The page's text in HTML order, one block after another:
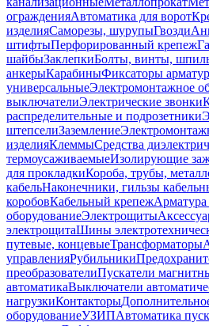
огражденияАвтоматика для ворот
изделияСаморезы, шурупыГвозди
штифтыПерфорированный крепеж
шайбыЗаклепкиБолты, винты,
анкерыКарабиныФиксаторы
универсальныеЭлектромонтажное
выключателиЭлектрические звонки
распределительные и подрозетники
штепселиЗаземление
изделияКлеммыСредства
термоусаживаемыеИзолирующие
для прокладкиКороба, трубы,
кабельНаконечники, гильзы
коробовКабельный крепеж
оборудованиеЭлектрощиты
электрощитаШины
путевые, концевыеТрансформаторы
управленияРубильники
преобразователиПускатели
автоматикаВыключатели
нагрузкиКонтакторы
оборудованиеУЗИПАвтоматика